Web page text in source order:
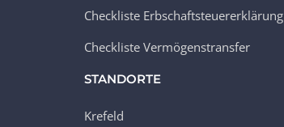
Checkliste Erbschaftsteuererklärung
Checkliste Vermögenstransfer
STANDORTE
Krefeld